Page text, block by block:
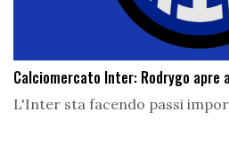
Calciomercato Inter: Rodrygo
L'Inter sta facendo passi